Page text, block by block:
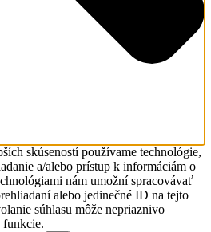
skúseností používame technológie,
a/alebo prístup k informáciám o
nám umožní spracovávať
alebo jedinečné ID na tejto
súhlasu môže nepriaznivo